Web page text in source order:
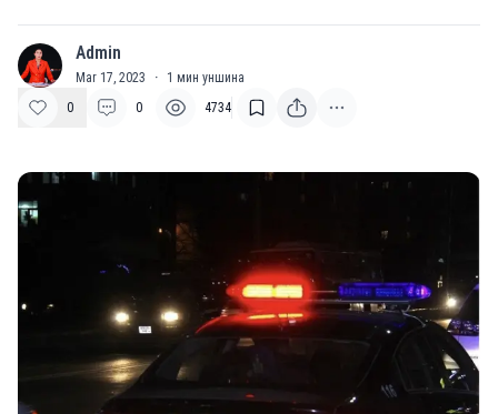
A Admin
Mar 17, 2023 · 1 мин уншина
0
0 4734